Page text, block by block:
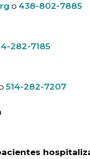
o 438-802-7885
282-7185
514-282-7207